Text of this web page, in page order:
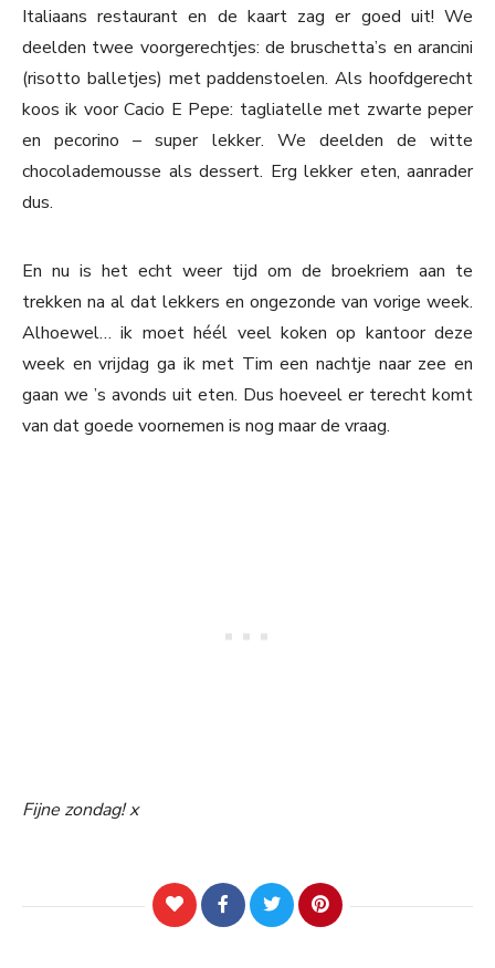
Italiaans restaurant en de kaart zag er goed uit! We
deelden twee voorgerechtjes: de bruschetta’s en arancini
(risotto balletjes) met paddenstoelen. Als hoofdgerecht
koos ik voor Cacio E Pepe: tagliatelle met zwarte peper
en pecorino – super lekker. We deelden de witte
chocolademousse als dessert. Erg lekker eten, aanrader
dus.
En nu is het echt weer tijd om de broekriem aan te
trekken na al dat lekkers en ongezonde van vorige week.
Alhoewel… ik moet héél veel koken op kantoor deze
week en vrijdag ga ik met Tim een nachtje naar zee en
gaan we ’s avonds uit eten. Dus hoeveel er terecht komt
van dat goede voornemen is nog maar de vraag.
Fijne zondag! x